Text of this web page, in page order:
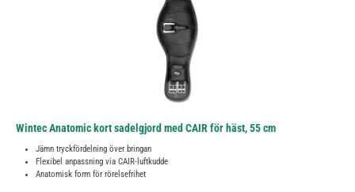
Wintec Anatomic kort sadelgjord med CAIR för häst, 55 cm
Jämn tryckfördelning över bringan
Flexibel anpassning via CAIR-luftkudde
Anatomisk form för rörelsefrihet